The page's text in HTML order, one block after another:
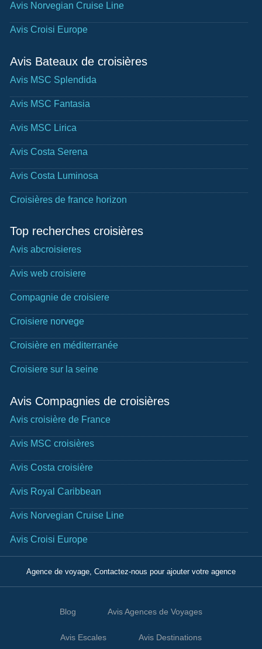
Avis Norvegian Cruise Line
Avis Croisi Europe
Avis Bateaux de croisières
Avis MSC Splendida
Avis MSC Fantasia
Avis MSC Lirica
Avis Costa Serena
Avis Costa Luminosa
Croisières de france horizon
Top recherches croisières
Avis abcroisieres
Avis web croisiere
Compagnie de croisiere
Croisiere norvege
Croisière en méditerranée
Croisiere sur la seine
Avis Compagnies de croisières
Avis croisière de France
Avis MSC croisières
Avis Costa croisière
Avis Royal Caribbean
Avis Norvegian Cruise Line
Avis Croisi Europe
Agence de voyage, Contactez-nous pour ajouter votre agence
Blog Avis Agences de Voyages
Avis Escales Avis Destinations